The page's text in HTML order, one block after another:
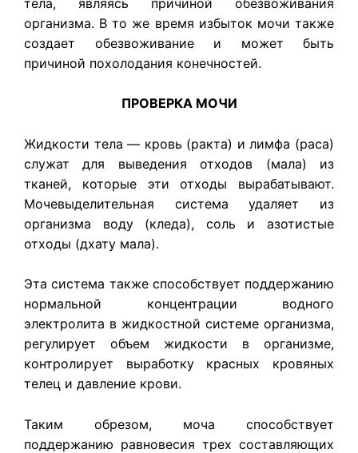
организма. В то же время избыток мочи также
создает обезвоживание и может быть
причиной похолодания конечностей.
ПРОВЕРКА МОЧИ
Жидкости тела — кровь (ракта) и лимфа (раса)
служат для выведения отходов (мала) из
тканей, которые эти отходы вырабатывают.
Мочевыделительная система удаляет из
организма воду (кледа), соль и азотистые
отходы (дхату мала).
Эта система также способствует поддержанию
нормальной концентрации водного
электролита в жидкостной системе организма,
регулирует объем жидкости в организме,
контролирует выработку красных кровяных
телец и давление крови.
Таким обрезом, моча способствует
поддержанию равновесия трех составляющих